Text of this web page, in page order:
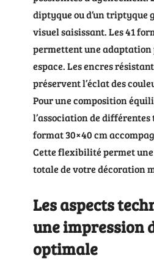
diptyque ou d’un triptyque
visuel saisissant. Les 41
permettent une
espace. Les encres
préservent l’éclat des
Pour une composition
l’association de
format 30×40 cm
Cette flexibilité permet
totale de votre décoration
Les aspects
une impression
optimale